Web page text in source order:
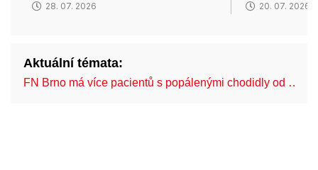
28. 07. 2026 20. 07. 2026
Aktuální témata:
FN Brno má více pacientů s popálenými chodidly od …